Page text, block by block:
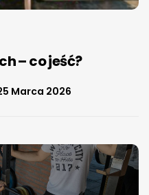
– co jeść?
Marca 2026